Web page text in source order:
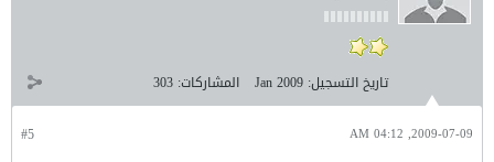
تاريخ التسجيل: Jan 2009 المشاركات: 303
#5 2009-07-09, 04:12 AM